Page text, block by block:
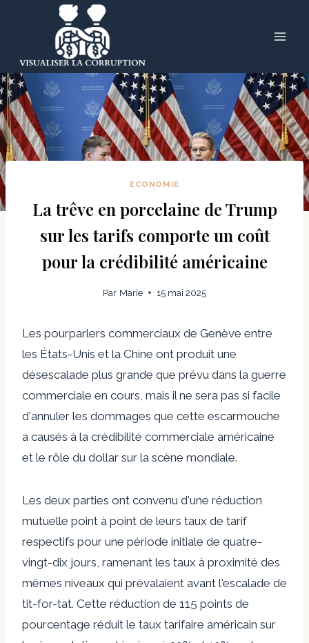
ECONOMIE
La trêve en porcelaine de Trump
sur les tarifs comporte un coût
pour la crédibilité américaine
Par Marie 15 mai 2025
Les pourparlers commerciaux de Genève entre
les États-Unis et la Chine ont produit une
désescalade plus grande que prévu dans la guerre
commerciale en cours, mais il ne sera pas si facile
d'annuler les dommages que cette escarmouche
a causés à la crédibilité commerciale américaine
et le rôle du dollar sur la scène mondiale.
Les deux parties ont convenu d'une réduction
mutuelle point à point de leurs taux de tarif
respectifs pour une période initiale de quatre-
vingt-dix jours, ramenant les taux à proximité des
mêmes niveaux qui prévalaient avant l'escalade de
tit-for-tat. Cette réduction de 115 points de
pourcentage réduit le taux tarifaire américain sur